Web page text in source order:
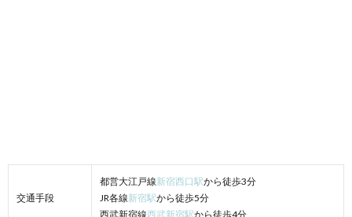
交通手段
都営大江戸線新宿西口駅から徒歩3分
JR各線新宿駅から徒歩5分
西武新宿線西武新宿駅から徒歩4分